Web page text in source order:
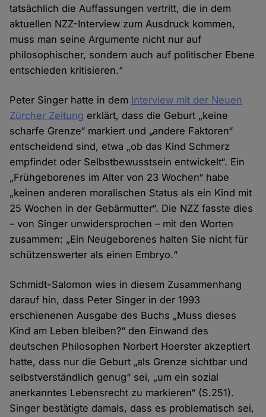
tatsächlich die Auffassungen vertritt, die in dem
aktuellen NZZ-Interview zum Ausdruck kommen,
muss man seine Argumente nicht nur auf
philosophischer, sondern auch auf politischer Ebene
entschieden kritisieren.“
Peter Singer hatte in dem Interview mit der Neuen
Zürcher Zeitung erklärt, dass die Geburt „keine
scharfe Grenze“ markiert und „andere Faktoren“
entscheidend sind, etwa „ob das Kind Schmerz
empfindet oder Selbstbewusstsein entwickelt“. Ein
„Frühgeborenes im Alter von 23 Wochen“ habe
„keinen anderen moralischen Status als ein Kind mit
25 Wochen in der Gebärmutter“. Die NZZ fasste dies
– von Singer unwidersprochen – mit den Worten
zusammen: „Ein Neugeborenes halten Sie nicht für
schützenswerter als einen Embryo.“
Schmidt-Salomon wies in diesem Zusammenhang
darauf hin, dass Peter Singer in der 1993
erschienenen Ausgabe des Buchs „Muss dieses
Kind am Leben bleiben?“ den Einwand des
deutschen Philosophen Norbert Hoerster akzeptiert
hatte, dass nur die Geburt „als Grenze sichtbar und
selbstverständlich genug“ sei, „um ein sozial
anerkanntes Lebensrecht zu markieren“ (S.251).
Singer bestätigte damals, dass es problematisch sei,